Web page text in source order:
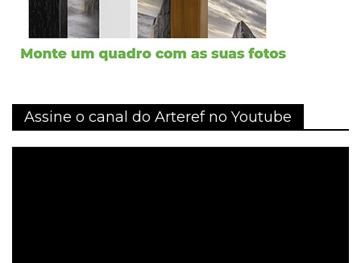
Assine o canal do Arteref no Youtube